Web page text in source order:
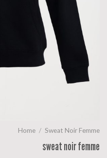
Home / Sweat Noir Femme
sweat noir femme